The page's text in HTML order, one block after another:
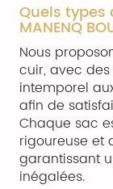
Quels types
MANENQ
Nous
cuir, avec
intemporel
afin de
Chaque sac
rigoureuse et
garantissant
inégalées.